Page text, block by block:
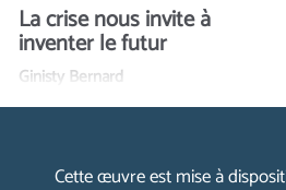
La crise nous invite à
inventer le futur
Ginisty Bernard
Cette œuvre est mise à